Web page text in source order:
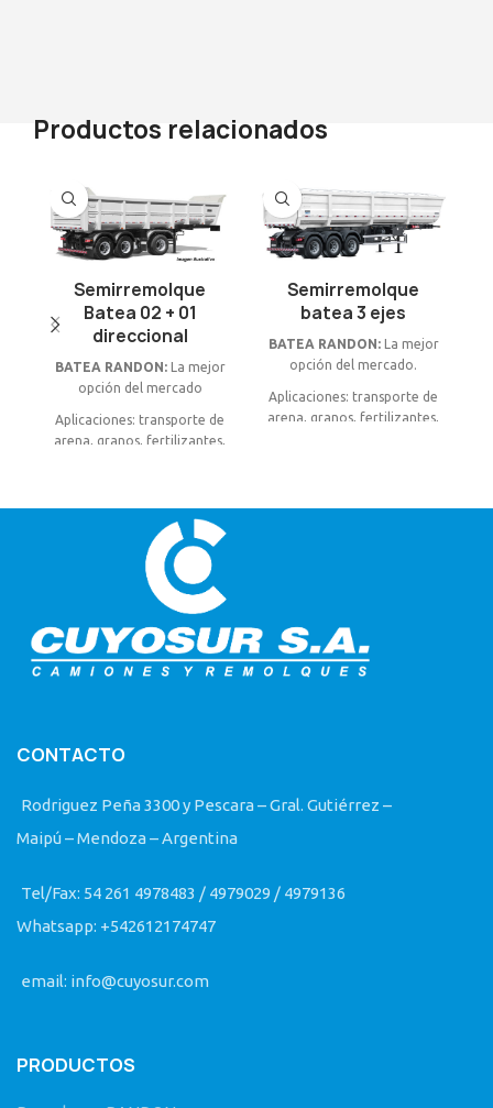
Productos relacionados
Semirremolque
Batea 02 + 01
direccional
BATEA RANDON:La mejor
opción del mercado
Aplicaciones: transporte de
arena, granos, fertilizantes,
Semirremolque
batea 3 ejes
BATEA RANDON:La mejor
opción del mercado.
Aplicaciones: transporte de
arena, granos, fertilizantes,
CONTACTO
Rodriguez Peña 3300 y Pescara – Gral. Gutiérrez –
Maipú – Mendoza – Argentina
Tel/Fax: 54 261 4978483 / 4979029 / 4979136
Whatsapp: +542612174747
email: info@cuyosur.com
PRODUCTOS